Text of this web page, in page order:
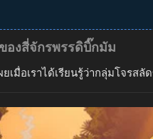
องสี่จักรพรรดิบิ๊กมัม
มื่อเราได้เรียนรู้ว่ากลุ่มโจร